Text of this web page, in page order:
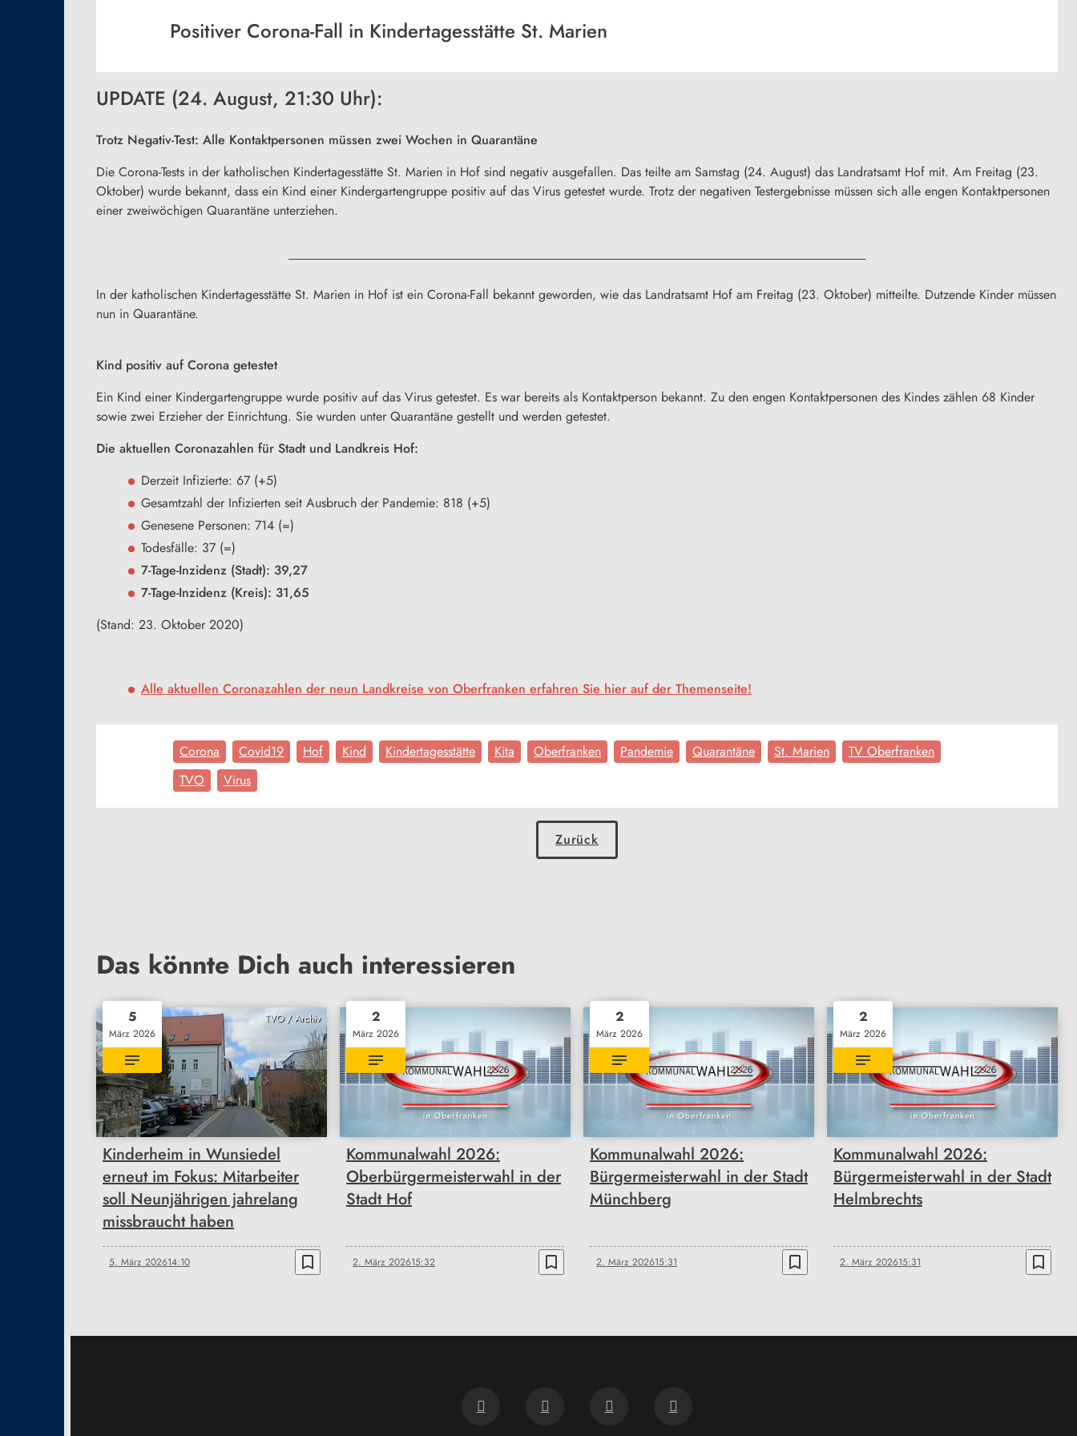
Positiver Corona-Fall in Kindertagesstätte St. Marien
UPDATE (24. August, 21:30 Uhr):
Trotz Negativ-Test: Alle Kontaktpersonen müssen zwei Wochen in Quarantäne
Die Corona-Tests in der katholischen Kindertagesstätte St. Marien in Hof sind negativ ausgefallen. Das teilte am Samstag (24. August) das Landratsamt Hof mit. Am Freitag (23.
Oktober) wurde bekannt, dass ein Kind einer Kindergartengruppe positiv auf das Virus getestet wurde. Trotz der negativen Testergebnisse müssen sich alle engen Kontaktpersonen
einer zweiwöchigen Quarantäne unterziehen.
In der katholischen Kindertagesstätte St. Marien in Hof ist ein Corona-Fall bekannt geworden, wie das Landratsamt Hof am Freitag (23. Oktober) mitteilte. Dutzende Kinder müssen
nun in Quarantäne.
Kind positiv auf Corona getestet
Ein Kind einer Kindergartengruppe wurde positiv auf das Virus getestet. Es war bereits als Kontaktperson bekannt. Zu den engen Kontaktpersonen des Kindes zählen 68 Kinder
sowie zwei Erzieher der Einrichtung. Sie wurden unter Quarantäne gestellt und werden getestet.
Die aktuellen Coronazahlen für Stadt und Landkreis Hof:
Derzeit Infizierte: 67 (+5)
Gesamtzahl der Infizierten seit Ausbruch der Pandemie: 818 (+5)
Genesene Personen: 714 (=)
Todesfälle: 37 (=)
7-Tage-Inzidenz (Stadt): 39,27
7-Tage-Inzidenz (Kreis): 31,65
(Stand: 23. Oktober 2020)
Alle aktuellen Coronazahlen der neun Landkreise von Oberfranken erfahren Sie hier auf der Themenseite!
Corona Covid19 Hof Kind Kindertagesstätte Kita Oberfranken Pandemie Quarantäne St. Marien
TV Oberfranken
TVO
Virus
Zurück
Das könnte Dich auch interessieren
TVO / Archiv
5
März 2026
Kinderheim in Wunsiedel
erneut im Fokus: Mitarbeiter
soll Neunjährigen jahrelang
missbraucht haben
5. März 202614:10 bookmark_border
2
März 2026
Kommunalwahl 2026:
Oberbürgermeisterwahl in der
Stadt Hof
2. März 202615:32 bookmark_border
2
März 2026
Kommunalwahl 2026:
Bürgermeisterwahl in der Stadt
Münchberg
2. März 202615:31 bookmark_border
2
März 2026
Kommunalwahl 2026:
Bürgermeisterwahl in der Stadt
Helmbrechts
2. März 202615:31 bookmark_border